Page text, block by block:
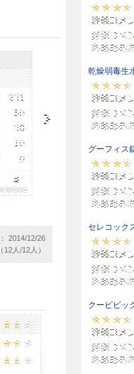
、1
。
る
2014/12/26
人/12人）
乾燥弱毒生
グーフィス
セレコック
クービビッ